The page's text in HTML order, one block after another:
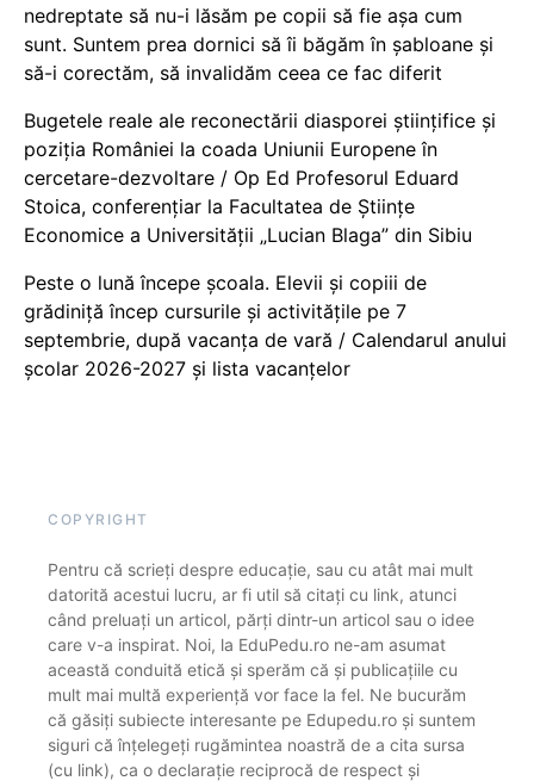
nedreptate să nu-i lăsăm pe copii să fie așa cum
sunt. Suntem prea dornici să îi băgăm în șabloane și
să-i corectăm, să invalidăm ceea ce fac diferit
Bugetele reale ale reconectării diasporei științifice și
poziția României la coada Uniunii Europene în
cercetare-dezvoltare / Op Ed Profesorul Eduard
Stoica, conferențiar la Facultatea de Științe
Economice a Universității „Lucian Blaga” din Sibiu
Peste o lună începe școala. Elevii și copiii de
grădiniță încep cursurile și activitățile pe 7
septembrie, după vacanța de vară / Calendarul anului
școlar 2026-2027 și lista vacanțelor
COPYRIGHT
Pentru că scrieți despre educație, sau cu atât mai mult
datorită acestui lucru, ar fi util să citați cu link, atunci
când preluați un articol, părți dintr-un articol sau o idee
care v-a inspirat. Noi, la EduPedu.ro ne-am asumat
această conduită etică și sperăm că și publicațiile cu
mult mai multă experiență vor face la fel. Ne bucurăm
că găsiți subiecte interesante pe Edupedu.ro și suntem
siguri că înțelegeți rugămintea noastră de a cita sursa
(cu link), ca o declarație reciprocă de respect și